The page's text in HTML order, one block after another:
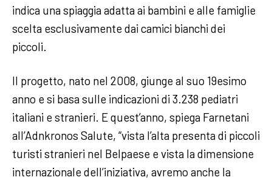
indica una spiaggia adatta ai bambini e alle famiglie
scelta esclusivamente dai camici bianchi dei
piccoli.
Il progetto, nato nel 2008, giunge al suo 19esimo
anno e si basa sulle indicazioni di 3.238 pediatri
italiani e stranieri. E quest’anno, spiega Farnetani
all’Adnkronos Salute, “vista l’alta presenta di piccoli
turisti stranieri nel Belpaese e vista la dimensione
internazionale dell’iniziativa, avremo anche la